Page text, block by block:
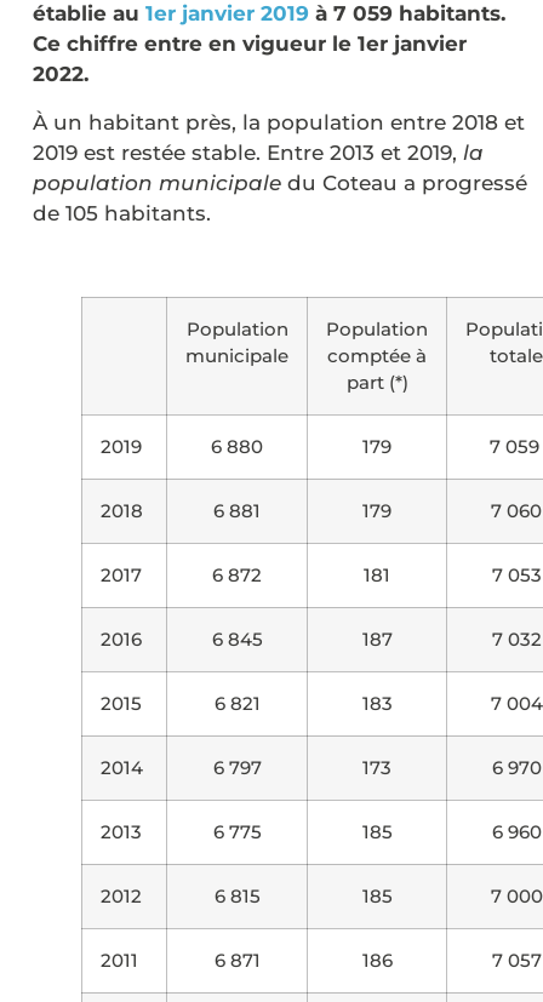
établie au 1er janvier 2019 à 7 059 habitants.
Ce chiffre entre en vigueur le 1er janvier
2022.
À un habitant près, la population entre 2018 et
2019 est restée stable. Entre 2013 et 2019, la
population municipale du Coteau a progressé
de 105 habitants.
Population
municipale
Population
comptée à
part (*)
totale
2019 6 880 179 7 059
2018 6 881 179 7 060
2017 6 872 181 7 053
2016 6 845 187 7 032
2015 6 821 183 7 004
2014 6 797 173 6 970
2013 6 775 185 6 960
2012 6 815 185 7 000
2011 6 871 186 7 057